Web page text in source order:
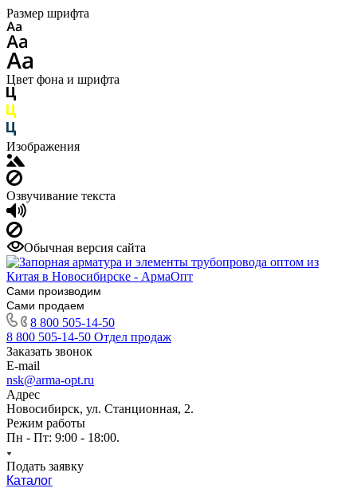
Размер шрифта
Цвет фона и шрифта
Изображения
Озвучивание текста
Обычная версия сайта
Сами производим
Сами продаем
8 800 505-14-50
8 800 505-14-50 Отдел продаж
Заказать звонок
E-mail
nsk@arma-opt.ru
Адрес
Новосибирск, ул. Станционная, 2.
Режим работы
Пн - Пт: 9:00 - 18:00.
Подать заявку
Каталог